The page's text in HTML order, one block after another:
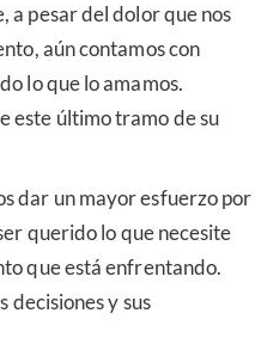
a pesar del dolor que nos
aún contamos con
lo que lo amamos.
este último tramo de su
dar un mayor esfuerzo por
querido lo que necesite
que está enfrentando.
decisiones y sus